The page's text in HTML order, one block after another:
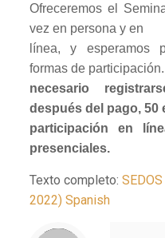
Ofreceremos el
vez en persona y en
línea, y esperamos
formas de participación.
necesario
después del pago, 50
participación en
presenciales.
Texto completo:
2022) Spanish
Notice
: Trying to access array offset on value of type null in
/home/misioner/public_html/padresblancos/themes/betheme/includes/content-single.php
on line
286